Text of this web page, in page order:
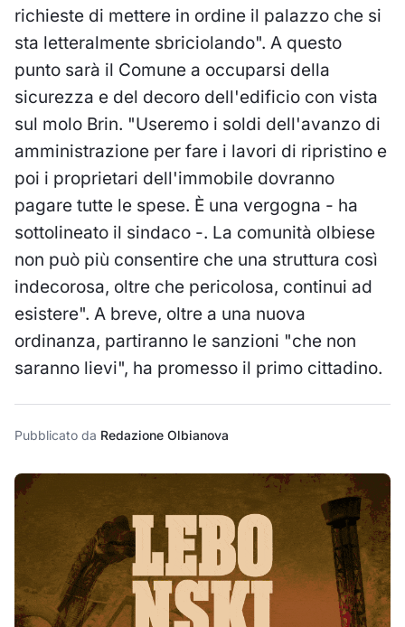
richieste di mettere in ordine il palazzo che si
sta letteralmente sbriciolando". A questo
punto sarà il Comune a occuparsi della
sicurezza e del decoro dell'edificio con vista
sul molo Brin. "Useremo i soldi dell'avanzo di
amministrazione per fare i lavori di ripristino e
poi i proprietari dell'immobile dovranno
pagare tutte le spese. È una vergogna - ha
sottolineato il sindaco -. La comunità olbiese
non può più consentire che una struttura così
indecorosa, oltre che pericolosa, continui ad
esistere". A breve, oltre a una nuova
ordinanza, partiranno le sanzioni "che non
saranno lievi", ha promesso il primo cittadino.
Pubblicato da Redazione Olbianova